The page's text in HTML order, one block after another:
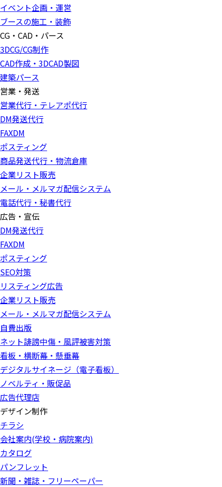
イベント企画・運営
ブースの施工・装飾
CG・CAD・パース
3DCG/CG制作
CAD作成・3DCAD製図
建築パース
営業・発送
営業代行・テレアポ代行
DM発送代行
FAXDM
ポスティング
商品発送代行・物流倉庫
企業リスト販売
メール・メルマガ配信システム
電話代行・秘書代行
広告・宣伝
DM発送代行
FAXDM
ポスティング
SEO対策
リスティング広告
企業リスト販売
メール・メルマガ配信システム
自費出版
ネット誹謗中傷・風評被害対策
看板・横断幕・懸垂幕
デジタルサイネージ（電子看板）
ノベルティ・販促品
広告代理店
デザイン制作
チラシ
会社案内(学校・病院案内)
カタログ
パンフレット
新聞・雑誌・フリーペーパー